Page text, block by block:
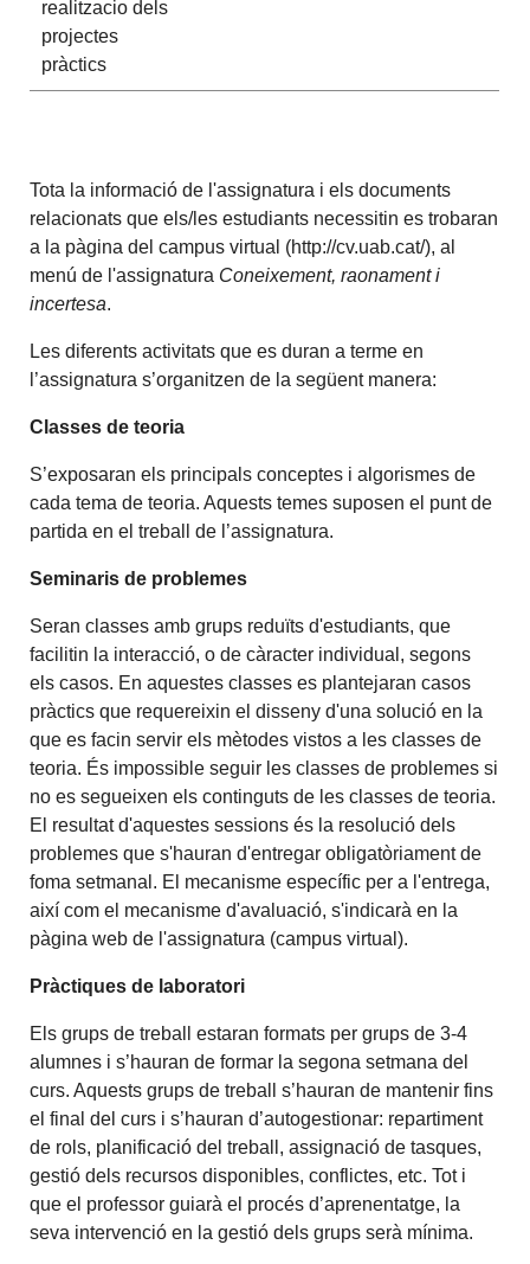
realitzacio dels
projectes
pràctics
Tota la informació de l'assignatura i els documents
relacionats que els/les estudiants necessitin es trobaran
a la pàgina del campus virtual (http://cv.uab.cat/), al
menú de l'assignatura Coneixement, raonament i
incertesa.
Les diferents activitats que es duran a terme en
l’assignatura s’organitzen de la següent manera:
Classes de teoria
S’exposaran els principals conceptes i algorismes de
cada tema de teoria. Aquests temes suposen el punt de
partida en el treball de l’assignatura.
Seminaris de problemes
Seran classes amb grups reduïts d'estudiants, que
facilitin la interacció, o de càracter individual, segons
els casos. En aquestes classes es plantejaran casos
pràctics que requereixin el disseny d'una solució en la
que es facin servir els mètodes vistos a les classes de
teoria. És impossible seguir les classes de problemes si
no es segueixen els continguts de les classes de teoria.
El resultat d'aquestes sessions és la resolució dels
problemes que s'hauran d'entregar obligatòriament de
foma setmanal. El mecanisme específic per a l'entrega,
així com el mecanisme d'avaluació, s'indicarà en la
pàgina web de l'assignatura (campus virtual).
Pràctiques de laboratori
Els grups de treball estaran formats per grups de 3-4
alumnes i s’hauran de formar la segona setmana del
curs. Aquests grups de treball s’hauran de mantenir fins
el final del curs i s’hauran d’autogestionar: repartiment
de rols, planificació del treball, assignació de tasques,
gestió dels recursos disponibles, conflictes, etc. Tot i
que el professor guiarà el procés d’aprenentatge, la
seva intervenció en la gestió dels grups serà mínima.